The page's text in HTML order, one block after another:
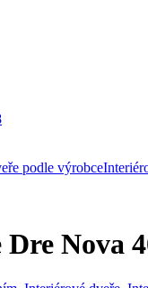
podle výrobce
Nova